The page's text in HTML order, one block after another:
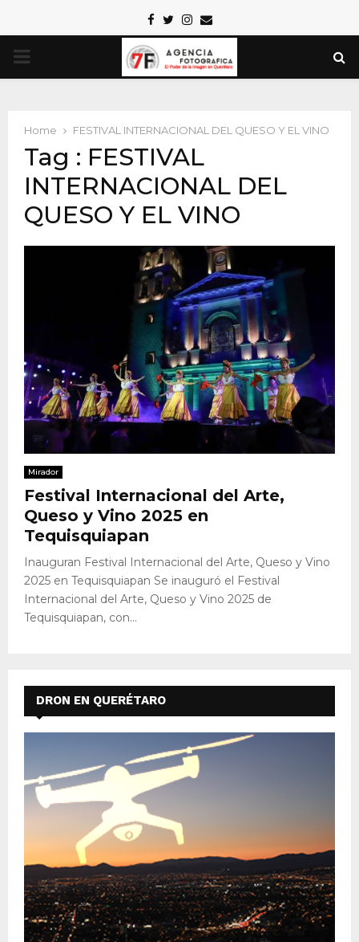
Facebook
TwitterInstagram
Email
PRIMARY
Home FESTIVAL INTERNACIONAL DEL QUESO Y EL VINO
Tag : FESTIVAL
INTERNACIONAL DEL
QUESO Y EL VINO
Mirador
Festival Internacional del Arte,
Queso y Vino 2025 en
Tequisquiapan
Inauguran Festival Internacional del Arte, Queso y Vino
2025 en Tequisquiapan Se inauguró el Festival
Internacional del Arte, Queso y Vino 2025 de
Tequisquiapan, con...
DRON EN QUERÉTARO